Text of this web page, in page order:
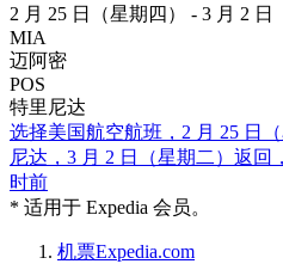
2 月 25 日（星期四） - 3 月 2 日
MIA
迈阿密
POS
特里尼达
选择美国航空航班，2 月 25 日
尼达，3 月 2 日（星期二）返回
时前
* 适用于 Expedia 会员。
机票Expedia.com